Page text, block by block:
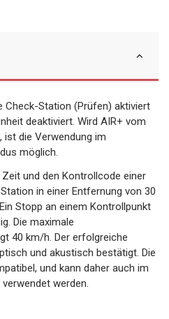
Check-Station (Prüfen) aktiviert
deaktiviert. Wird AIR+ vom
die Verwendung im
möglich.
und den Kontrollcode einer
in einer Entfernung von 30
Stopp an einem Kontrollpunkt
Die maximale
40 km/h. Der erfolgreiche
und akustisch bestätigt. Die
und kann daher auch im
werden.